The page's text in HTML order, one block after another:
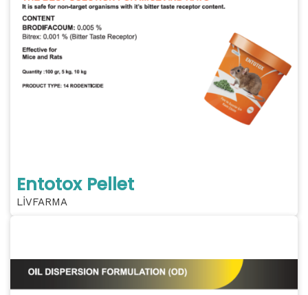
Entotox Pellet
LİVFARMA